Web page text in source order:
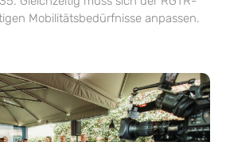
Mobilitätsbedürfnisse anpassen.